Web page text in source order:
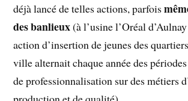
déjà lancé de telles actions, parfois
des banlieux(à l’usine l’Oréal
action d’insertion de jeunes des
ville alternait chaque année des
de professionnalisation sur des métiers